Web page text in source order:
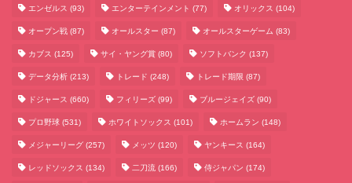
エンゼルス (93) エンターテインメント (77) オリックス (104)
オープン戦 (87) オールスター (87) オールスターゲーム (83)
カブス (125) サイ・ヤング賞 (80) ソフトバンク (137)
データ分析 (213) トレード (248) トレード期限 (87)
ドジャース (660) フィリーズ (99) ブルージェイズ (90)
プロ野球 (531) ホワイトソックス (101) ホームラン (148)
メジャーリーグ (257) メッツ (120) ヤンキース (164)
レッドソックス (134) 二刀流 (166) 侍ジャパン (174)
テクノロジーまとめ